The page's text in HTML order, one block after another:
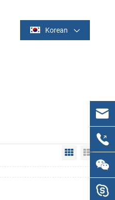
Korean
Grid View
List